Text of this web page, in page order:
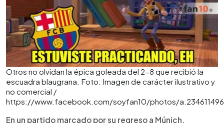
Otros no olvidan la épica goleada del 2-8 que recibió la
escuadra blaugrana. Foto: Imagen de carácter ilustrativo y
no comercial /
https://www.facebook.com/soyfan10/photos/
En un partido marcado por su regreso a Múnich,